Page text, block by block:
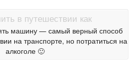
машину — самый верный способ
на транспорте, но потратиться на
алкоголе 🙂